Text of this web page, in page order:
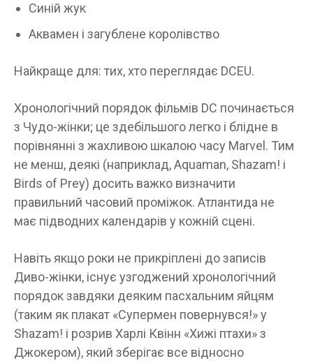
Синій жук
Аквамен і загублене королівство
Найкраще для: тих, хто переглядає DCEU.
Хронологічний порядок фільмів DC починається
з Чудо-жінки; це здебільшого легко і блідне в
порівнянні з жахливою шкалою часу Marvel. Тим
не менш, деякі (наприклад, Aquaman, Shazam! і
Birds of Prey) досить важко визначити
правильний часовий проміжок. Атлантида не
має підводних календарів у кожній сцені.
Навіть якщо роки не прикріплені до записів
Диво-жінки, існує узгоджений хронологічний
порядок завдяки деяким пасхальним яйцям
(таким як плакат «Супермен повернувся!» у
Shazam! і розрив Харлі Квінн «Хижі птахи» з
Джокером), який зберігає все відносно